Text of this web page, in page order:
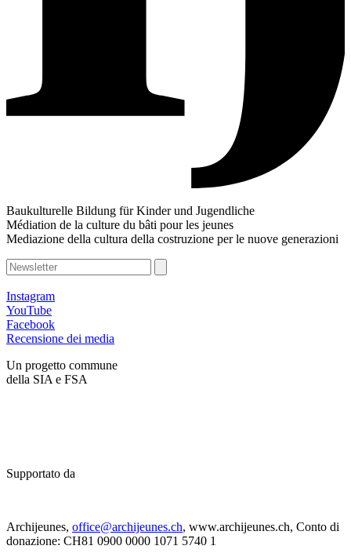
Baukulturelle Bildung für Kinder und Jugendliche
Médiation de la culture du bâti pour les jeunes
Mediazione della cultura della costruzione per le nuove generazioni
Instagram
YouTube
Facebook
Recensione dei media
Un progetto commune
della SIA e FSA
Supportato da
Archijeunes, office@archijeunes.ch, www.archijeunes.ch, Conto di
donazione: CH81 0900 0000 1071 5740 1